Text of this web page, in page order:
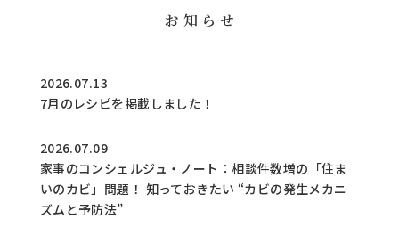
お知らせ
2026.07.13
7月のレシピを掲載しました！
2026.07.09
家事のコンシェルジュ・ノート：相談件数増の「住ま
いのカビ」問題！ 知っておきたい “カビの発生メカニ
ズムと予防法”